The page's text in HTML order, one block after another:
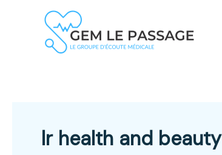
lr health and beauty